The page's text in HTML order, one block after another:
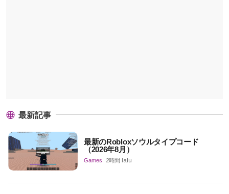
最新記事
最新のRobloxソウルタイプコード
（2026年8月）
Games 2時間 lalu